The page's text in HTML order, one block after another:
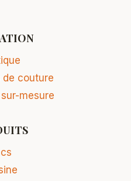
de couture
mesure